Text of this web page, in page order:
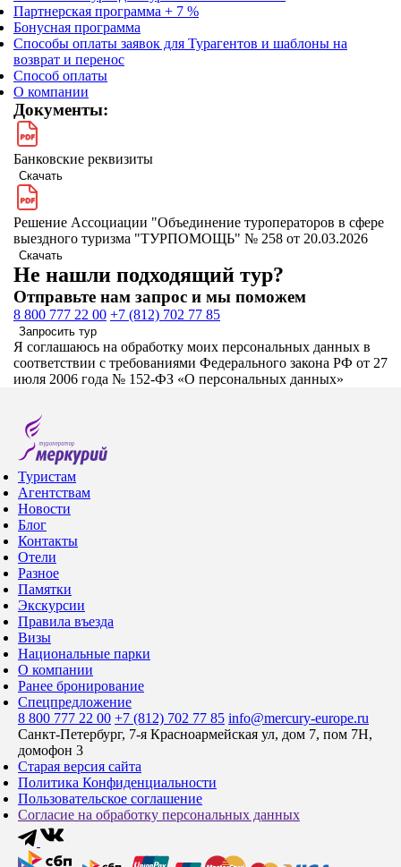
Партнерская программа + 7 %
Бонусная программа
Способы оплаты заявок для Турагентов и шаблоны на
возврат и перенос
Способ оплаты
О компании
Документы:
Банковские реквизиты
Скачать
Решение Ассоциации "Объединение туроператоров в сфере
выездного туризма "ТУРПОМОЩЬ" № 258 от 20.03.2026
Скачать
Не нашли подходящий тур?
Отправьте нам запрос и мы поможем
8 800 777 22 00 +7 (812) 702 77 85
Запросить тур
Я соглашаюсь на обработку моих персональных данных в
соответствии с требованиями Федерального закона РФ от 27
июля 2006 года № 152-ФЗ «О персональных данных»
Туристам
Агентствам
Новости
Блог
Контакты
Отели
Разное
Памятки
Экскурсии
Правила въезда
Визы
Национальные парки
О компании
Ранее бронирование
Спецпредложение
8 800 777 22 00 +7 (812) 702 77 85 info@mercury-europe.ru
Санкт-Петербург, 7-я Красноармейская ул, дом 7, пом 7Н,
домофон 3
Старая версия сайта
Политика Конфиденциальности
Пользовательское соглашение
Согласие на обработку персональных данных